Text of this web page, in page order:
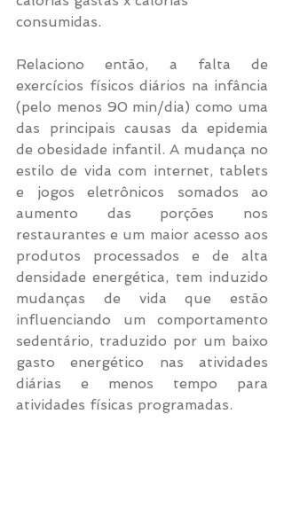
consumidas.
Relaciono então, a falta de
exercícios físicos diários na infância
(pelo menos 90 min/dia) como uma
das principais causas da epidemia
de obesidade infantil. A mudança no
estilo de vida com internet, tablets
e jogos eletrônicos somados ao
aumento das porções nos
restaurantes e um maior acesso aos
produtos processados e de alta
densidade energética, tem induzido
mudanças de vida que estão
influenciando um comportamento
sedentário, traduzido por um baixo
gasto energético nas atividades
diárias e menos tempo para
atividades físicas programadas.